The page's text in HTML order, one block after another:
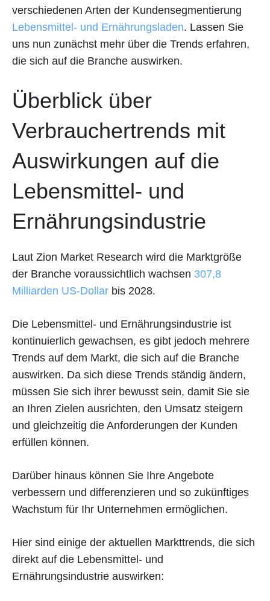
verschiedenen Arten der Kundensegmentierung
Lebensmittel- und Ernährungsladen. Lassen Sie
uns nun zunächst mehr über die Trends erfahren,
die sich auf die Branche auswirken.
Überblick über
Verbrauchertrends mit
Auswirkungen auf die
Lebensmittel- und
Ernährungsindustrie
Laut Zion Market Research wird die Marktgröße
der Branche voraussichtlich wachsen 307,8
Milliarden US-Dollar bis 2028.
Die Lebensmittel- und Ernährungsindustrie ist
kontinuierlich gewachsen, es gibt jedoch mehrere
Trends auf dem Markt, die sich auf die Branche
auswirken. Da sich diese Trends ständig ändern,
müssen Sie sich ihrer bewusst sein, damit Sie sie
an Ihren Zielen ausrichten, den Umsatz steigern
und gleichzeitig die Anforderungen der Kunden
erfüllen können.
Darüber hinaus können Sie Ihre Angebote
verbessern und differenzieren und so zukünftiges
Wachstum für Ihr Unternehmen ermöglichen.
Hier sind einige der aktuellen Markttrends, die sich
direkt auf die Lebensmittel- und
Ernährungsindustrie auswirken: